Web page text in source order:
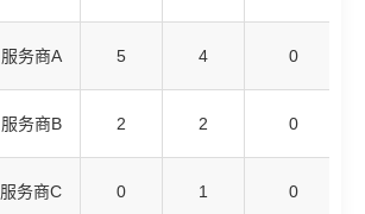
服务商A 5 4 0
服务商B 2 2 0
服务商C 0 1 0